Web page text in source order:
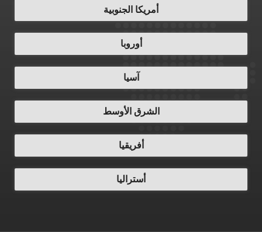
أمريكا الجنوبية
أوروبا
آسيا
الشرق الأوسط
أفريقيا
أستراليا